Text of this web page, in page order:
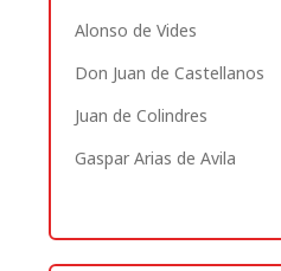
Alonso de Vides
Don Juan de Castellanos
Juan de Colindres
Gaspar Arias de Avila